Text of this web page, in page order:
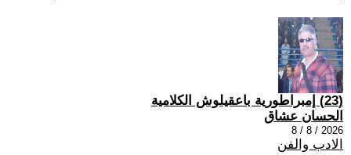
(23) إمبراطورية باعقيلوش الكلامية
الحسان عشاق
2026 / 8 / 8
الادب والفن